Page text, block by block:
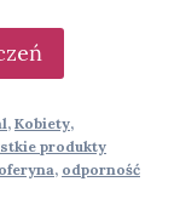
, Kobiety,
produkty
, odporność